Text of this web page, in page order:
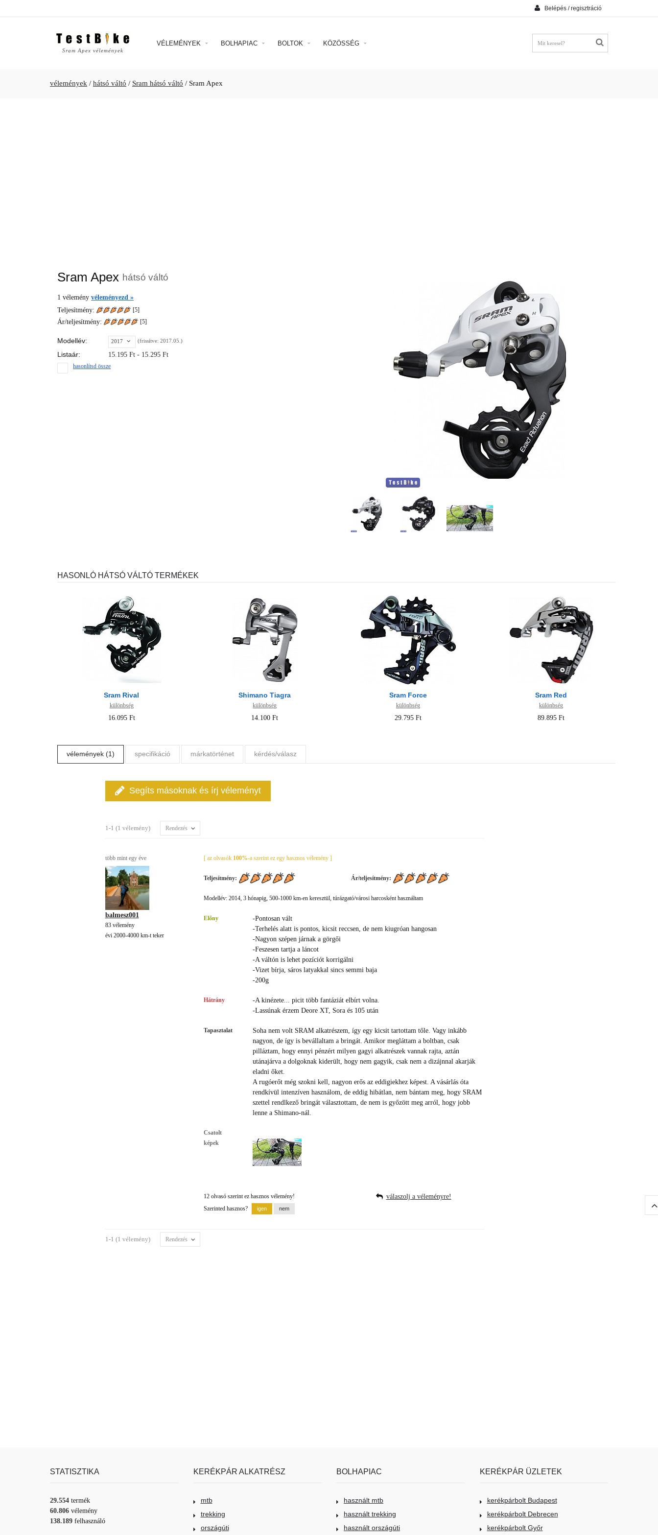
Belépés / regisztráció
Sram Apex vélemények
VÉLEMÉNYEK BOLHAPIAC BOLTOK KÖZÖSSÉG
vélemények / hátsó váltó / Sram hátsó váltó / Sram Apex
Sram Apex hátsó váltó
1 vélemény véleményezd »
Teljesítmény:
[5]
Ár/teljesítmény: [5]
Modellév: 2017 (frissítve: 2017.05.)
Listaár: 15.195 Ft - 15.295 Ft
hasonlítsd össze
HASONLÓ HÁTSÓ VÁLTÓ TERMÉKEK
Sram Rival
különbség
16.095 Ft
Shimano Tiagra
különbség
14.100 Ft
Sram Force
különbség
29.795 Ft
Sram Red
különbség
89.895 Ft
vélemények (1) specifikáció márkatörténet kérdés/válasz
Segíts másoknak és írj véleményt
1-1 (1 vélemény) Rendezés
több mint egy éve
balmesz001
83 vélemény
évi 2000-4000 km-t teker
[ az olvasók 100%-a szerint ez egy hasznos vélemény ]
Teljesítmény: Ár/teljesítmény:
Modellév: 2014, 3 hónapig, 500-1000 km-en keresztül, túrázgató/városi harcosként használtam
Előny
-Pontosan vált
-Terhelés alatt is pontos, kicsit reccsen, de nem kiugróan hangosan
-Nagyon szépen járnak a görgői
-Feszesen tartja a láncot
-A váltón is lehet pozíciót korrigálni
-Vizet bírja, sáros latyakkal sincs semmi baja
-200g
Hátrány
-A kinézete... picit több fantáziát elbírt volna.
-Lassúnak érzem Deore XT, Sora és 105 után
Tapasztalat
Soha nem volt SRAM alkatrészem, így egy kicsit tartottam tőle. Vagy inkább
nagyon, de így is bevállaltam a bringát. Amikor megláttam a boltban, csak
pilláztam, hogy ennyi pénzért milyen gagyi alkatrészek vannak rajta, aztán
utánajárva a dolgoknak kiderült, hogy nem gagyik, csak nem a dizájnnal akarják
eladni őket.
A rugóerőt még szokni kell, nagyon erős az eddigiekhez képest. A vásárlás óta
rendkívül intenzíven használom, de eddig hibátlan, nem bántam meg, hogy SRAM
szettel rendlkező bringát választottam, de nem is győzött meg arról, hogy jobb
lenne a Shimano-nál.
Csatolt
képek
12 olvasó szerint ez hasznos vélemény!
Szerinted hasznos?
válaszolj a véleményre!
1-1 (1 vélemény) Rendezés
STATISZTIKA
29.554 termék
60.806 vélemény
138.189 felhasználó
KERÉKPÁR ALKATRÉSZ
mtb
trekking
országúti
BOLHAPIAC
használt mtb
használt trekking
használt országúti
KERÉKPÁR ÜZLETEK
kerékpárbolt Budapest
kerékpárbolt Debrecen
kerékpárbolt Győr